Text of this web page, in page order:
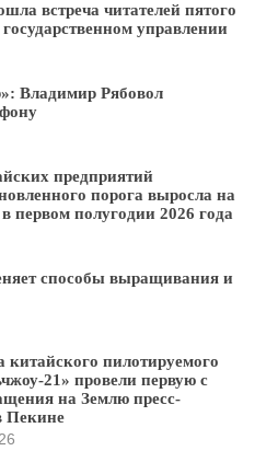
встреча читателей пятого
управлении
Владимир Рябовол
предприятий
порога выросла на
первом полугодии 2026 года
способы выращивания и
пилотируемого
21» провели первую с
на Землю пресс-
Пекине